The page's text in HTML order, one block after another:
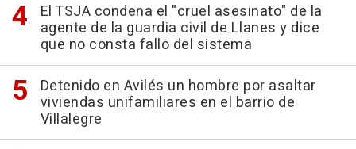
El TSJA condena el "cruel asesinato" de la
agente de la guardia civil de Llanes y dice
que no consta fallo del sistema
Detenido en Avilés un hombre por asaltar
viviendas unifamiliares en el barrio de
Villalegre